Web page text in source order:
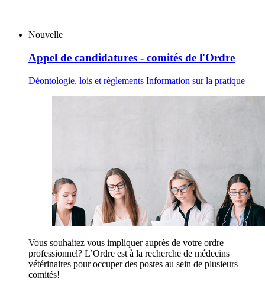
Nouvelle
Appel de candidatures - comités de l'Ordre
Déontologie, lois et règlements Information sur la pratique
Vous souhaitez vous impliquer auprès de votre ordre
professionnel? L’Ordre est à la recherche de médecins
vétérinaires pour occuper des postes au sein de plusieurs
comités!